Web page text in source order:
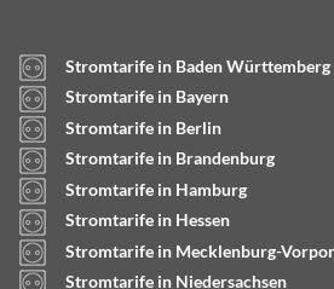
Stromtarife in Baden Württemberg
Stromtarife in Bayern
Stromtarife in Berlin
Stromtarife in Brandenburg
Stromtarife in Hamburg
Stromtarife in Hessen
Stromtarife in Mecklenburg-
Stromtarife in Niedersachsen